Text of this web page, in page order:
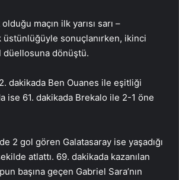
maçın ilk yarısı sarı –
üstünlüğüyle sonuçlanırken, ikinci
düellosuna dönüştü.
dakikada Ben Ouanes ile eşitliği
ise 61. dakikada Brekalo ile 2-1 öne
2 gol gören Galatasaray ise yaşadığı
atlattı. 69. dakikada kazanılan
başına geçen Gabriel Sara’nın